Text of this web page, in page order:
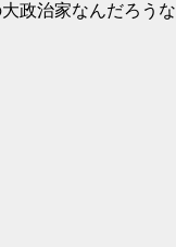
政治家なんだろうな